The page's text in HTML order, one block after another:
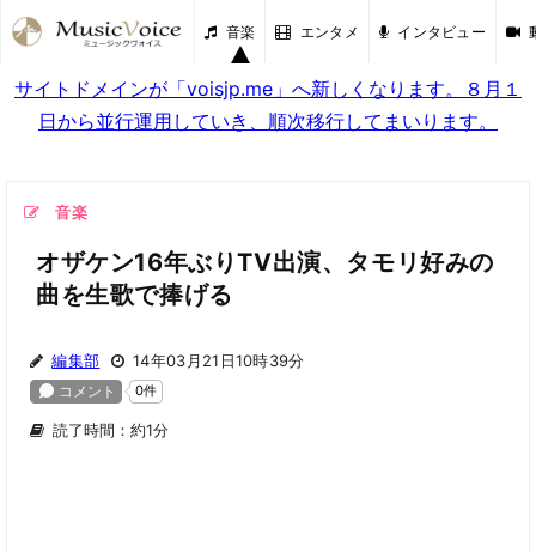
音楽 エンタメ インタビュー
サイトドメインが「voisjp.me」へ新しくなります。８月１
日から並行運用していき、順次移行してまいります。
音楽
オザケン16年ぶりTV出演、タモリ好みの
曲を生歌で捧げる
編集部 14年03月21日10時39分
読了時間：約1分